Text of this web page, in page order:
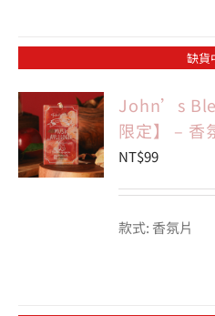
缺貨
John’s
限定】 – 香
NT$99
款式: 香氛片